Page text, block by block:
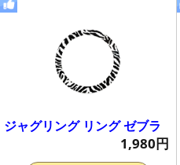
ジャグリング リング ゼブラ
1,980円